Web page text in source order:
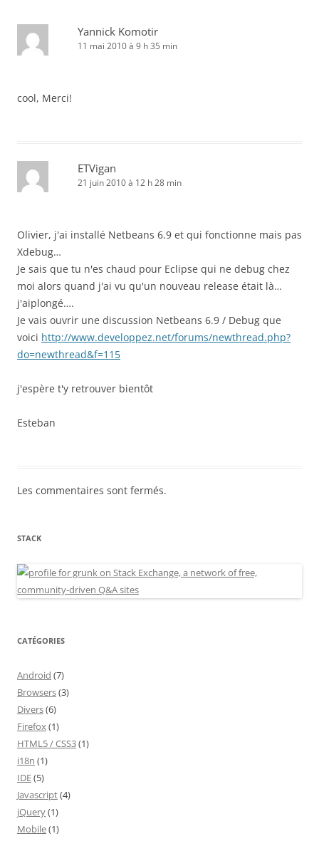
Yannick Komotir
11 mai 2010 à 9 h 35 min
cool, Merci!
ETVigan
21 juin 2010 à 12 h 28 min
Olivier, j'ai installé Netbeans 6.9 et qui fonctionne mais pas
Xdebug…
Je sais que tu n'es chaud pour Eclipse qui ne debug chez
moi alors quand j'ai vu qu'un nouveau release était là…
j'aiplongé….
Je vais ouvrir une discussion Netbeans 6.9 / Debug que
voici http://www.developpez.net/forums/newthread.php?
do=newthread&f=115
j'espère t'y retrouver bientôt
Esteban
Les commentaires sont fermés.
STACK
CATÉGORIES
Android (7)
Browsers(3)
Divers(6)
Firefox(1)
HTML5 / CSS3(1)
i18n (1)
IDE(5)
Javascript(4)
jQuery(1)
Mobile(1)